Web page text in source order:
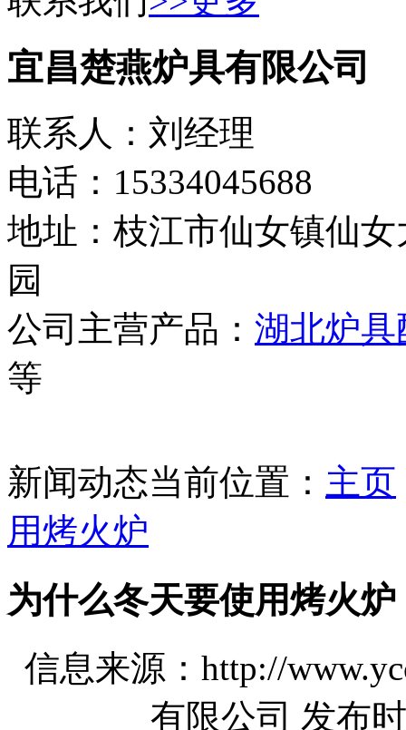
宜昌楚燕炉具有限公司
联系人：刘经理
电话：15334045688
地址：枝江市仙女镇仙
园
公司主营产品： 湖北炉具
等
新闻动态当前位置： 主页
用烤火炉
为什么冬天要使用烤火炉
信息来源：http://
有限公司 发布